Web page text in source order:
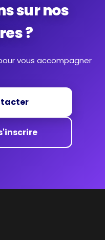
sur nos
?
vous accompagner